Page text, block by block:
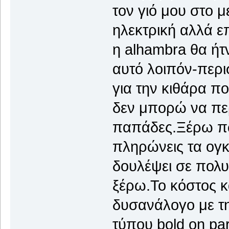
τον γιό μου στο
ηλεκτρική αλλά
η alhambra θα
αυτό λοιπόν-
για την κιθάρα
δεν μπορώ να
παπάδες.Ξέρω
πληρώνεις τα
δουλέψει σε
ξέρω.Το κόστος
δυσανάλογο με
τύπου bold on